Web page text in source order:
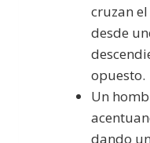
cruzan
desde
opuesto.
Un
dando